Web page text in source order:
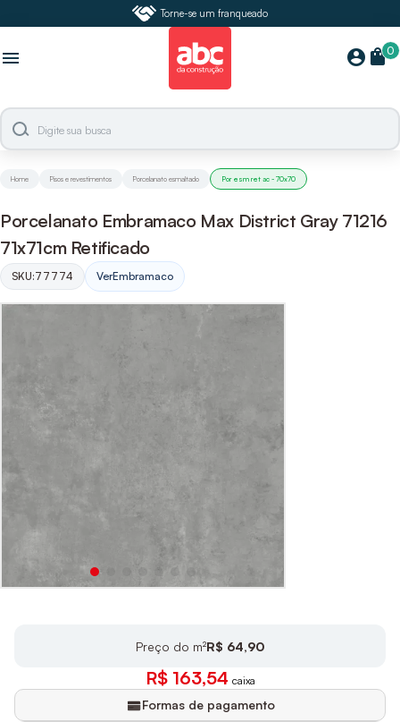
Torne-se um franqueado
menu account_circle 0
shopping_bag
Home Pisos e revestimentos Porcelanato esmaltado Por esm ret ac - 70x70
Porcelanato Embramaco Max District Gray 71216
71x71cm Retificado
SKU:77774 VerEmbramaco
R$ 163,54 caixa
Preço do m²R$ 64,90
Formas de pagamento